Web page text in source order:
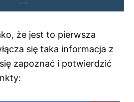
że jest to pierwsza
się taka informacja z
zapoznać i potwierdzić